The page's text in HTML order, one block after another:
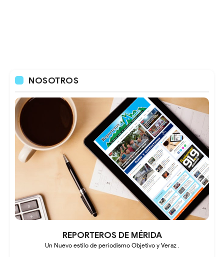
NOSOTROS
REPORTEROS DE MÉRIDA
Un Nuevo estilo de periodismo Objetivo y Veraz .